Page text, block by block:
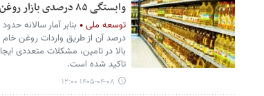
وابستگی ۸۵ درصدی بازار روغن به واردات/ راهکار حل بحران چیست؟
توسعه ملی
درصد آن از طریق واردات روغن
تاکید شده است.
۱۴۰۵-۰۴-۰۸ ۱۲:۰۰